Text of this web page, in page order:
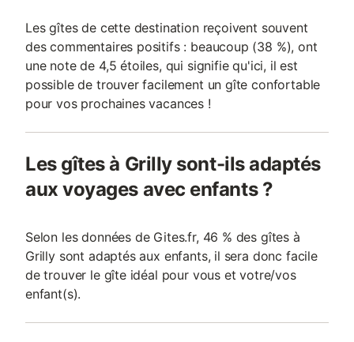
Les gîtes de cette destination reçoivent souvent
des commentaires positifs : beaucoup (38 %), ont
une note de 4,5 étoiles, qui signifie qu'ici, il est
possible de trouver facilement un gîte confortable
pour vos prochaines vacances !
Les gîtes à Grilly sont-ils adaptés
aux voyages avec enfants ?
Selon les données de Gites.fr, 46 % des gîtes à
Grilly sont adaptés aux enfants, il sera donc facile
de trouver le gîte idéal pour vous et votre/vos
enfant(s).